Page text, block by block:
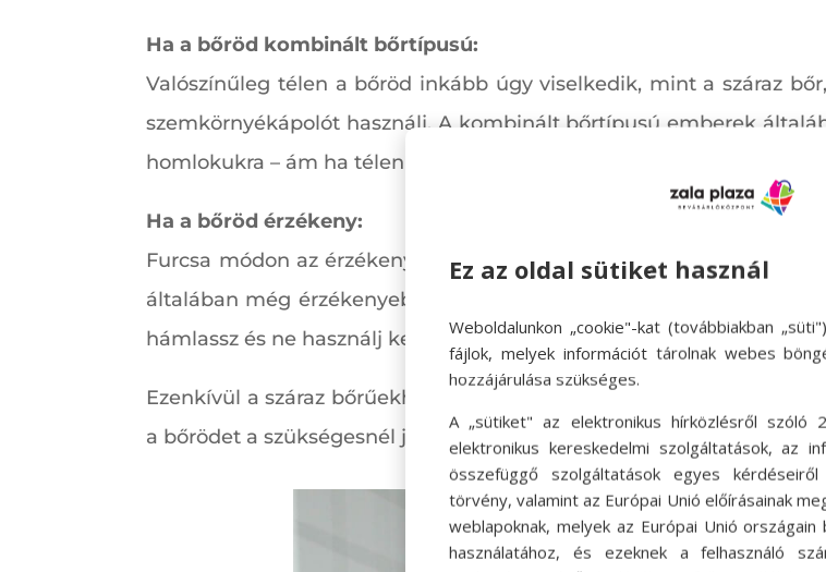
Ha a bőröd kombinált bőrtípusú:
Valószínűleg télen a bőröd inkább úgy viselkedik, mint a száraz
szemkörnyékápolót használj. A kombinált bőrtípusú emberek
homlokukra – ám ha télen ennek szükségét érzed, ne habozz.
Ha a bőröd érzékeny:
Furcsa módon az érzékeny bőr nagyon hasonló módon működik
általában még érzékenyebbé válik. Ha érzékeny bőröd van, ügyelj
hámlassz és ne használj kemény vegyszereket tartalmazó
Ezenkívül a száraz bőrűekhez hasonlóan neked is figyelned kell
a bőrödet a szükségesnél jobban.
Ez az oldal sütiket használ
Weboldalunkon „cookie"-kat (továbbiakban
fájlok, melyek információt tárolnak webes
hozzájárulása szükséges.
A „sütiket" az elektronikus hírközlésről szóló
elektronikus kereskedelmi szolgáltatások, az
összefüggő szolgáltatások egyes
törvény, valamint az Európai Unió előírásainak
weblapoknak, melyek az Európai Unió országain
használatához, és ezeknek a felhasználó